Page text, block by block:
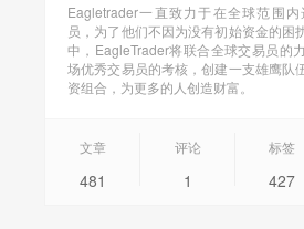
Eagletrader一直致力于在全球范围
员，为了他们不因为没有初始资金的困
中，EagleTrader将联合全球交易员的
场优秀交易员的考核，创建一支雄鹰队
资组合，为更多的人创造财富。
文章
481
评论
1
标签
427